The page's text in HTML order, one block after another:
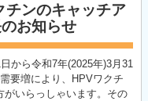
チンのキャッチア
お知らせ
から令和7年(2025年)3月31
要増により、HPVワクチ
がいらっしゃいます。その